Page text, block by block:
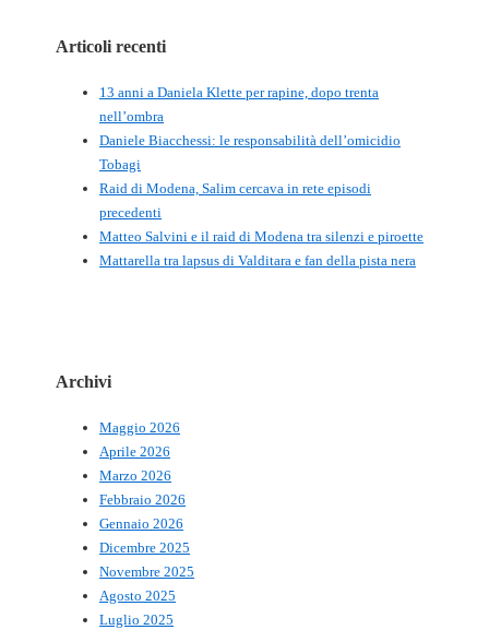
Articoli recenti
13 anni a Daniela Klette per rapine, dopo trenta
nell’ombra
Daniele Biacchessi: le responsabilità dell’omicidio
Tobagi
Raid di Modena, Salim cercava in rete episodi
precedenti
Matteo Salvini e il raid di Modena tra silenzi e piroette
Mattarella tra lapsus di Valditara e fan della pista nera
Archivi
Maggio 2026
Aprile 2026
Marzo 2026
Febbraio 2026
Gennaio 2026
Dicembre 2025
Novembre 2025
Agosto 2025
Luglio 2025